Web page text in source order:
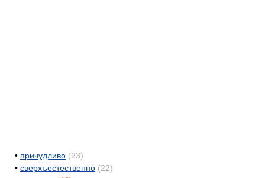
• причудливо (23)
• сверхъестественно (22)